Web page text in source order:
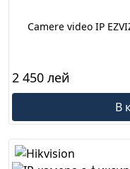
Camere video IP
2 450 лей
В